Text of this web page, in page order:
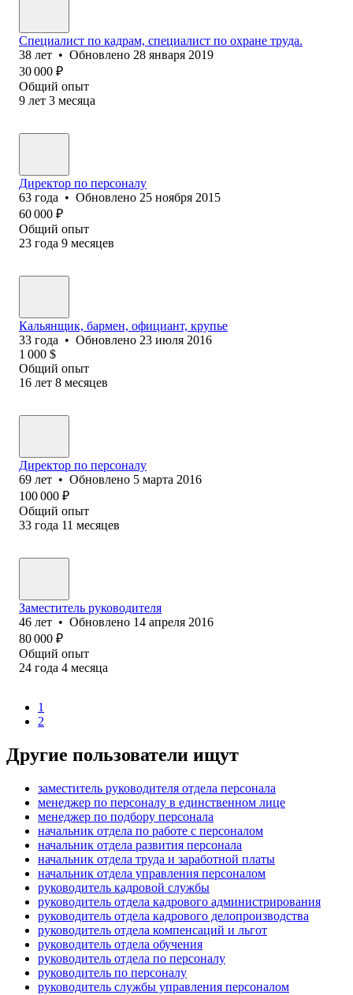
Специалист по кадрам, специалист по охране труда.
38 лет • Обновлено 28 января 2019
30 000 ₽
Общий опыт
9 лет 3 месяца
Директор по персоналу
63 года • Обновлено 25 ноября 2015
60 000 ₽
Общий опыт
23 года 9 месяцев
Кальянщик, бармен, официант, крупье
33 года • Обновлено 23 июля 2016
1 000 $
Общий опыт
16 лет 8 месяцев
Директор по персоналу
69 лет • Обновлено 5 марта 2016
100 000 ₽
Общий опыт
33 года 11 месяцев
Заместитель руководителя
46 лет • Обновлено 14 апреля 2016
80 000 ₽
Общий опыт
24 года 4 месяца
1
2
Другие пользователи ищут
заместитель руководителя отдела персонала
менеджер по персоналу в единственном лице
менеджер по подбору персонала
начальник отдела по работе с персоналом
начальник отдела развития персонала
начальник отдела труда и заработной платы
начальник отдела управления персоналом
руководитель кадровой службы
руководитель отдела кадрового администрирования
руководитель отдела кадрового делопроизводства
руководитель отдела компенсаций и льгот
руководитель отдела обучения
руководитель отдела по персоналу
руководитель по персоналу
руководитель службы управления персоналом